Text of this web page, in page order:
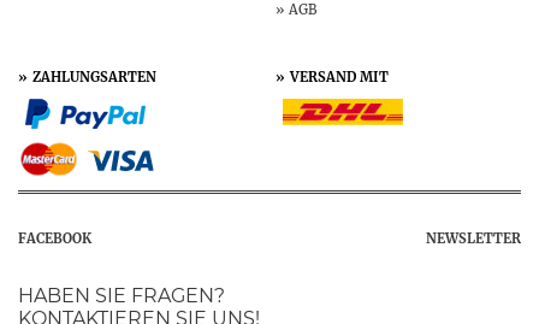
AGB
ZAHLUNGSARTEN VERSAND MIT
FACEBOOK NEWSLETTER
HABEN SIE FRAGEN?
KONTAKTIEREN SIE UNS!